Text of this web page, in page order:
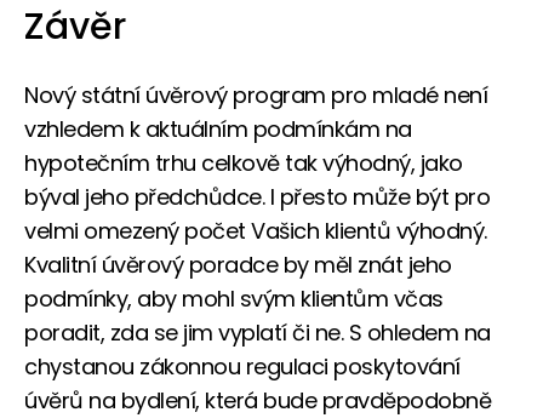
Závěr
Nový státní úvěrový program pro mladé není
vzhledem k aktuálním podmínkám na
hypotečním trhu celkově tak výhodný, jako
býval jeho předchůdce. I přesto může být pro
velmi omezený počet Vašich klientů výhodný.
Kvalitní úvěrový poradce by měl znát jeho
podmínky, aby mohl svým klientům včas
poradit, zda se jim vyplatí či ne. S ohledem na
chystanou zákonnou regulaci poskytování
úvěrů na bydlení, která bude pravděpodobně